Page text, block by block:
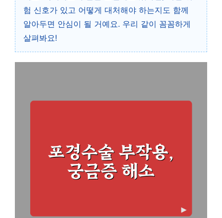
험 신호가 있고 어떻게 대처해야 하는지도 함께
알아두면 안심이 될 거예요. 우리 같이 꼼꼼하게
살펴봐요!